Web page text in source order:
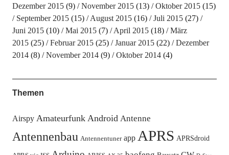
Dezember 2015(9) November 2015(13) Oktober 2015(15)
September 2015(15) August 2015(16) Juli 2015(27)
Juni 2015(10) Mai 2015(7) April 2015(18)
März
2015(25) Februar 2015(25) Januar 2015(22)
Dezember
2014(8) November 2014(9) Oktober 2014(4)
Themen
Airspy Amateurfunk Android Antenne
Antennenbau Antennentuner app APRS APRSdroid